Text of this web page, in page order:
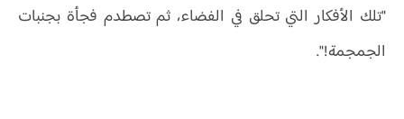
"تلك الأفكار التي تحلق في الفضاء، ثم تصطدم فجأة بجنبات
الجمجمة!".